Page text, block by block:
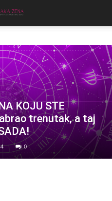
KOJU STE
trenutak, a taj
0